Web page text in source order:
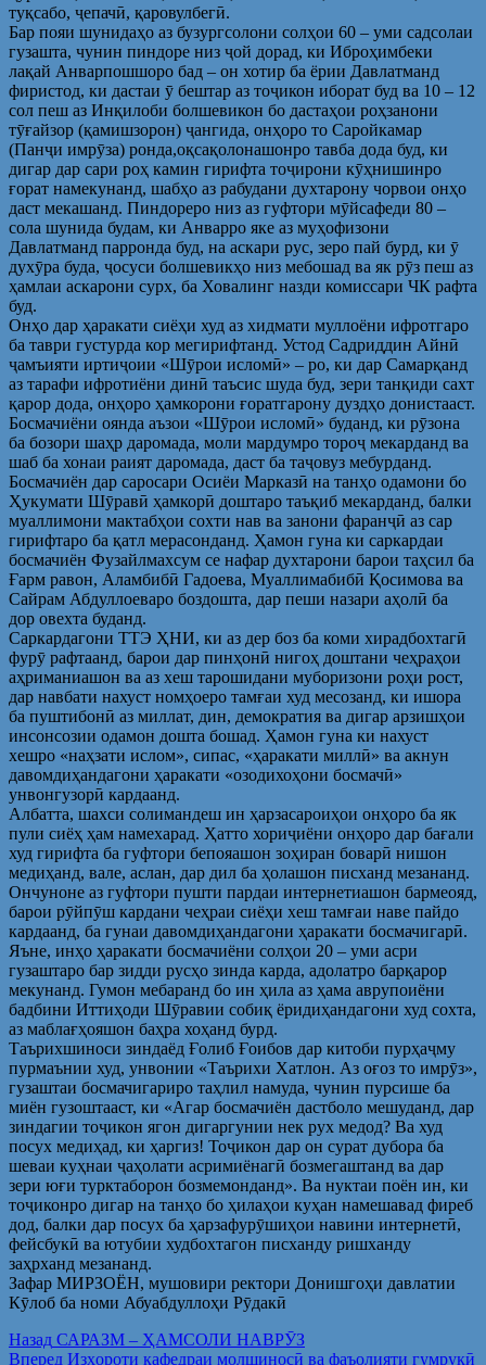
туқсабо, ҷепачӣ, қаровулбегӣ.
Бар пояи шунидаҳо аз бузургсолони солҳои 60 – уми садсолаи
гузашта, чунин пиндоре низ ҷой дорад, ки Иброҳимбеки
лақай Анварпошшоро бад – он хотир ба ёрии Давлатманд
фиристод, ки дастаи ӯ бештар аз тоҷикон иборат буд ва 10 – 12
сол пеш аз Инқилоби болшевикон бо дастаҳои роҳзанони
тӯғайзор (қамишзорон) ҷангида, онҳоро то Саройкамар
(Панҷи имрӯза) ронда,оқсақолонашонро тавба дода буд, ки
дигар дар сари роҳ камин гирифта тоҷирони кӯҳнишинро
ғорат намекунанд, шабҳо аз рабудани духтарону чорвои онҳо
даст мекашанд. Пиндореро низ аз гуфтори мӯйсафеди 80 –
сола шунида будам, ки Анварро яке аз муҳофизони
Давлатманд парронда буд, на аскари рус, зеро пай бурд, ки ӯ
духӯра буда, ҷосуси болшевикҳо низ мебошад ва як рӯз пеш аз
ҳамлаи аскарони сурх, ба Ховалинг назди комиссари ЧК рафта
буд.
Онҳо дар ҳаракати сиёҳи худ аз хидмати муллоёни ифротгаро
ба таври густурда кор мегирифтанд. Устод Садриддин Айнӣ
ҷамъияти иртиҷоии «Шӯрои исломӣ» – ро, ки дар Самарқанд
аз тарафи ифротиёни динӣ таъсис шуда буд, зери танқиди сахт
қарор дода, онҳоро ҳамкорони ғоратгарону дуздҳо донистааст.
Босмачиёни оянда аъзои «Шӯрои исломӣ» буданд, ки рӯзона
ба бозори шаҳр даромада, моли мардумро тороҷ мекарданд ва
шаб ба хонаи раият даромада, даст ба таҷовуз мебурданд.
Босмачиён дар саросари Осиёи Марказӣ на танҳо одамони бо
Ҳукумати Шӯравӣ ҳамкорӣ доштаро таъқиб мекарданд, балки
муаллимони мактабҳои сохти нав ва занони фаранҷӣ аз сар
гирифтаро ба қатл мерасонданд. Ҳамон гуна ки саркардаи
босмачиён Фузайлмахсум се нафар духтарони барои таҳсил ба
Ғарм равон, Аламбибӣ Гадоева, Муаллимабибӣ Қосимова ва
Сайрам Абдуллоеваро боздошта, дар пеши назари аҳолӣ ба
дор овехта буданд.
Саркардагони ТТЭ ҲНИ, ки аз дер боз ба коми хирадбохтагӣ
фурӯ рафтаанд, барои дар пинҳонӣ нигоҳ доштани чеҳраҳои
аҳриманиашон ва аз хеш тарошидани муборизони роҳи рост,
дар навбати нахуст номҳоеро тамғаи худ месозанд, ки ишора
ба пуштибонӣ аз миллат, дин, демократия ва дигар арзишҳои
инсонсозии одамон дошта бошад. Ҳамон гуна ки нахуст
хешро «наҳзати ислом», сипас, «ҳаракати миллӣ» ва акнун
давомдиҳандагони ҳаракати «озодихоҳони босмачӣ»
унвонгузорӣ кардаанд.
Албатта, шахси солимандеш ин ҳарзасароиҳои онҳоро ба як
пули сиёҳ ҳам намехарад. Ҳатто хориҷиёни онҳоро дар бағали
худ гирифта ба гуфтори бепояашон зоҳиран боварӣ нишон
медиҳанд, вале, аслан, дар дил ба ҳолашон писханд мезананд.
Ончуноне аз гуфтори пушти пардаи интернетиашон бармеояд,
барои рӯйпӯш кардани чеҳраи сиёҳи хеш тамғаи наве пайдо
кардаанд, ба гунаи давомдиҳандагони ҳаракати босмачигарӣ.
Яъне, инҳо ҳаракати босмачиёни солҳои 20 – уми асри
гузаштаро бар зидди русҳо зинда карда, адолатро барқарор
мекунанд. Гумон мебаранд бо ин ҳила аз ҳама аврупоиёни
бадбини Иттиҳоди Шӯравии собиқ ёридиҳандагони худ сохта,
аз маблағҳояшон баҳра хоҳанд бурд.
Таърихшиноси зиндаёд Ғолиб Ғоибов дар китоби пурҳаҷму
пурмаънии худ, унвонии «Таърихи Хатлон. Аз оғоз то имрӯз»,
гузаштаи босмачигариро таҳлил намуда, чунин пурсише ба
миён гузоштааст, ки «Агар босмачиён дастболо мешуданд, дар
зиндагии тоҷикон ягон дигаргунии нек рух медод? Ва худ
посух медиҳад, ки ҳаргиз! Тоҷикон дар он сурат дубора ба
шеваи куҳнаи ҷаҳолати асримиёнагӣ бозмегаштанд ва дар
зери юғи турктаборон бозмемонданд». Ва нуктаи поён ин, ки
тоҷиконро дигар на танҳо бо ҳилаҳои куҳан намешавад фиреб
дод, балки дар посух ба ҳарзафурӯшиҳои навини интернетӣ,
фейсбукӣ ва ютубии худбохтагон писханду ришханду
заҳрханд мезананд.
Зафар МИРЗОЁН, мушовири ректори Донишгоҳи давлатии
Кӯлоб ба номи Абуабдуллоҳи Рӯдакӣ
Post
Назад Предыдущая
запись:
САРАЗМ – ҲАМСОЛИ НАВРӮЗ
Вперед Следующая
Изҳороти кафедраи молшиносӣ ва фаъолияти гумрукӣ